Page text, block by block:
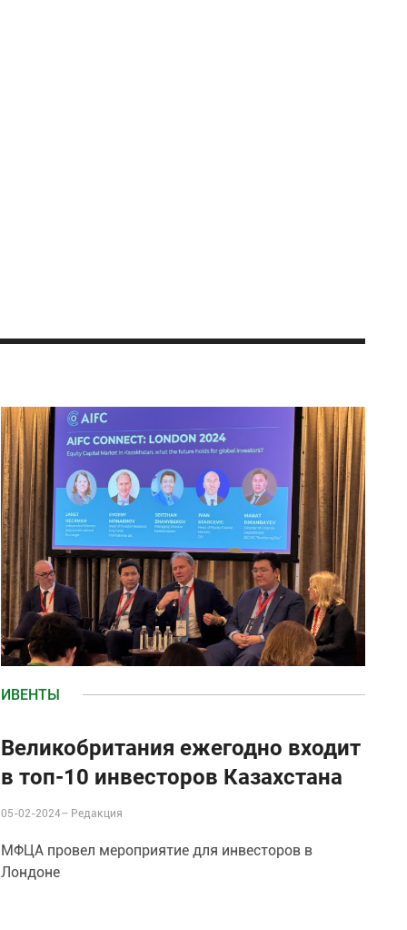
ИВЕНТЫ
Великобритания ежегодно входит
в топ-10 инвесторов Казахстана
05-02-2024– Редакция
МФЦА провел мероприятие для инвесторов в
Лондоне